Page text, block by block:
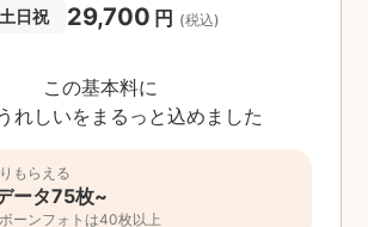
土日祝 29,700 円 (税込)
この基本料に
れしいをまるっと込めました
もらえる
ータ75枚~
ーンフォトは40枚以上